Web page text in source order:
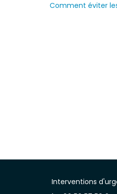
Comment éviter
Interventions